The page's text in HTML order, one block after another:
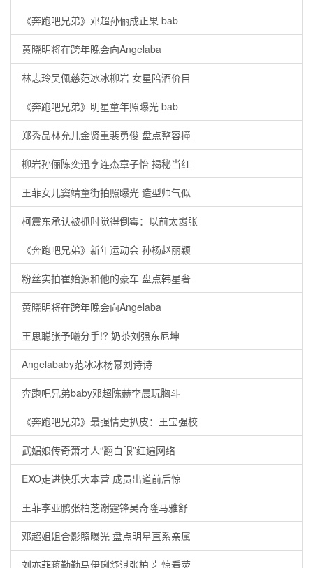
《奔跑吧兄弟》邓超孙俪成正果 bab
黄晓明将在跨年晚会向Angelaba
林志玲吴佩慈范冰冰柳岩 女星陪酒价目
《奔跑吧兄弟》明星童年照曝光 bab
郑秀晶林允儿金贤重裴勇俊 盘点整容撞
柳岩孙俪陈奕迅李连杰章子怡 揭秘当红
王菲女儿窦靖童街拍照曝光 造型帅气似
柯震东承认被抓时觉得倒霉：以前太嚣张
《奔跑吧兄弟》新年运动会 孙杨赵丽颖
粉丝实拍崔始源和他的豪车 盘点韩星奢
黄晓明将在跨年晚会向Angelaba
王思聪张予曦分手!? 奶茶刘强东尼坤
Angelababy范冰冰杨幂刘诗诗
奔跑吧兄弟baby邓超陈赫李晨玩胸斗
《奔跑吧兄弟》最强情史扒皮：王宝强校
武媚娘传奇萧才人“翻白眼”红遍网络
EXO走进快乐大本营 成员出道前后惊
王菲李亚鹏张柏芝谢霆锋吴奇隆马雅舒
邓超姐姐合影照曝光 盘点明星直系亲属
刘亦菲蒋勤勤马伊琍舒淇张柏芝 惊看荧